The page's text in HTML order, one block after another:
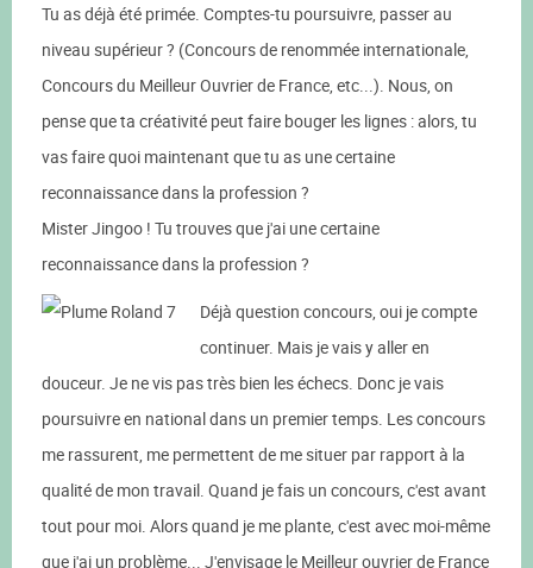
Tu as déjà été primée. Comptes-tu poursuivre, passer au
niveau supérieur ? (Concours de renommée internationale,
Concours du Meilleur Ouvrier de France, etc...). Nous, on
pense que ta créativité peut faire bouger les lignes : alors, tu
vas faire quoi maintenant que tu as une certaine
reconnaissance dans la profession ?
Mister Jingoo ! Tu trouves que j'ai une certaine
reconnaissance dans la profession ?
Déjà question concours, oui je compte
continuer. Mais je vais y aller en
douceur. Je ne vis pas très bien les échecs. Donc je vais
poursuivre en national dans un premier temps. Les concours
me rassurent, me permettent de me situer par rapport à la
qualité de mon travail. Quand je fais un concours, c'est avant
tout pour moi. Alors quand je me plante, c'est avec moi-même
que j'ai un problème... J'envisage le Meilleur ouvrier de France